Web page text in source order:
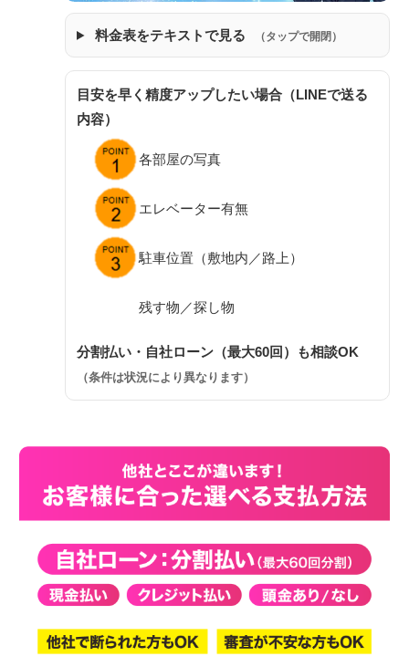
料金表をテキストで見る （タップで開閉）
目安を早く精度アップしたい場合（LINEで送る
内容）
各部屋の写真
エレベーター有無
駐車位置（敷地内／路上）
残す物／探し物
分割払い・自社ローン（最大60回）も相談OK
（条件は状況により異なります）